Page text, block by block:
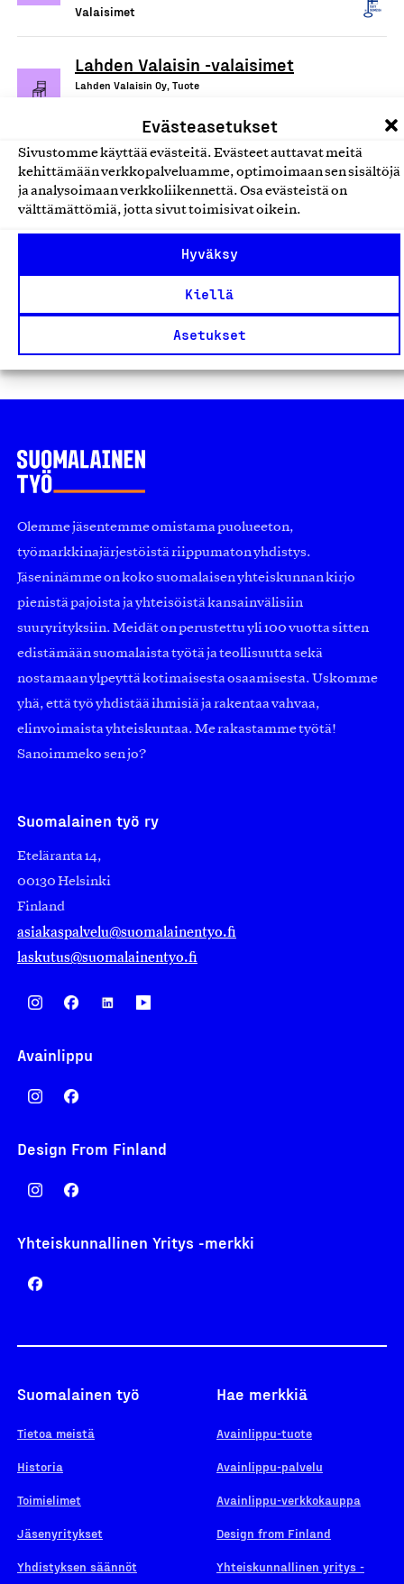
Evästeasetukset
Sivustomme käyttää evästeitä. Evästeet auttavat meitä
kehittämään verkkopalveluamme, optimoimaan sen sisältöjä
ja analysoimaan verkkoliikennettä. Osa evästeistä on
välttämättömiä, jotta sivut toimisivat oikein.
Hyväksy
Kiellä
Asetukset
Valaisimet
Lahden Valaisin -valaisimet
Lahden Valaisin Oy, Tuote
LED-SPV Alasvalo valaisin sarja
Sanpek Oy, Tuote
Jujupuu Majakka -valaisimet
Olemme jäsentemme omistama puolueeton,
työmarkkinajärjestöistä riippumaton yhdistys.
Jäseninämme on koko suomalaisen yhteiskunnan kirjo
pienistä pajoista ja yhteisöistä kansainvälisiin
suuryrityksiin. Meidät on perustettu yli 100 vuotta sitten
edistämään suomalaista työtä ja teollisuutta sekä
nostamaan ylpeyttä kotimaisesta osaamisesta. Uskomme
yhä, että työ yhdistää ihmisiä ja rakentaa vahvaa,
elinvoimaista yhteiskuntaa. Me rakastamme työtä!
Sanoimmeko sen jo?
Suomalainen työ ry
Eteläranta 14,
00130 Helsinki
Finland
asiakaspalvelu@suomalainentyo.fi
laskutus@suomalainentyo.fi
Avainlippu
Design From Finland
Yhteiskunnallinen Yritys -merkki
Suomalainen työ
Tietoa meistä
Historia
Toimielimet
Jäsenyritykset
Yhdistyksen säännöt
Hae merkkiä
Avainlippu-tuote
Avainlippu-palvelu
Avainlippu-verkkokauppa
Design from Finland
Yhteiskunnallinen yritys -